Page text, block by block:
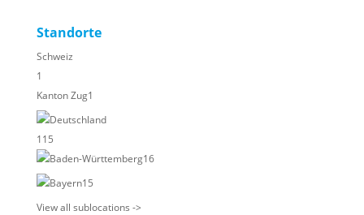
Standorte
Schweiz
1
Kanton Zug1
Deutschland
115
Baden-Württemberg16
Bayern15
View all sublocations ->